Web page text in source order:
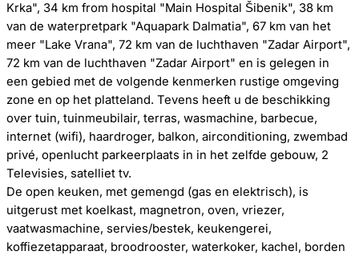
Krka", 34 km from hospital "Main Hospital Šibenik", 38 km
van de waterpretpark "Aquapark Dalmatia", 67 km van het
meer "Lake Vrana", 72 km van de luchthaven "Zadar Airport",
72 km van de luchthaven "Zadar Airport" en is gelegen in
een gebied met de volgende kenmerken rustige omgeving
zone en op het platteland. Tevens heeft u de beschikking
over tuin, tuinmeubilair, terras, wasmachine, barbecue,
internet (wifi), haardroger, balkon, airconditioning, zwembad
privé, openlucht parkeerplaats in in het zelfde gebouw, 2
Televisies, satelliet tv.
De open keuken, met gemengd (gas en elektrisch), is
uitgerust met koelkast, magnetron, oven, vriezer,
vaatwasmachine, servies/bestek, keukengerei,
koffiezetapparaat, broodrooster, waterkoker, kachel, borden